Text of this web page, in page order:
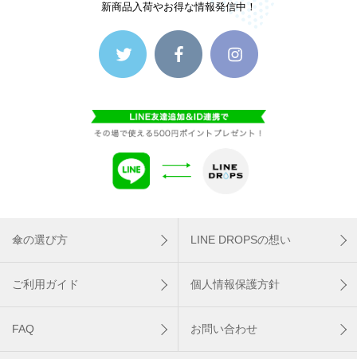
新商品入荷やお得な情報発信中！
傘の選び方 LINE DROPSの想い
ご利用ガイド 個人情報保護方針
FAQ お問い合わせ